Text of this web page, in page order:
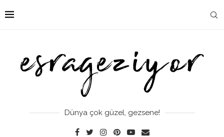
Dünya çok güzel, gezsene!